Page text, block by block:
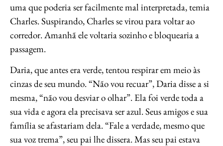
uma que poderia ser facilmente mal interpretada, temia
Charles. Suspirando, Charles se virou para voltar ao
corredor. Amanhã ele voltaria sozinho e bloquearia a
passagem.
Daria, que antes era verde, tentou respirar em meio às
cinzas de seu mundo. “Não vou recuar”, Daria disse a si
mesma, “não vou desviar o olhar”. Ela foi verde toda a
sua vida e agora ela precisava ser azul. Seus amigos e sua
família se afastariam dela. “Fale a verdade, mesmo que
sua voz trema”, seu pai lhe dissera. Mas seu pai estava